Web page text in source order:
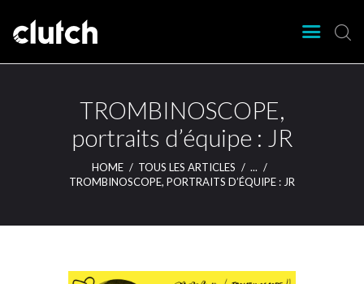
TROMBINOSCOPE,
portraits d’équipe : JR
HOME TOUS LES ARTICLES
...
TROMBINOSCOPE, PORTRAITS D’ÉQUIPE : JR
Clutch Webzine
Agenda
Nos éditions
Magazine
Articles